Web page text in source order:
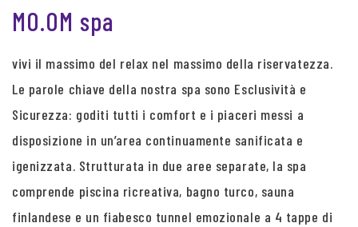
MO.OM spa
vivi il massimo del relax nel massimo della riservatezza.
Le parole chiave della nostra spa sono Esclusività e
Sicurezza: goditi tutti i comfort e i piaceri messi a
disposizione in un’area continuamente sanificata e
igenizzata. Strutturata in due aree separate, la spa
comprende piscina ricreativa, bagno turco, sauna
finlandese e un fiabesco tunnel emozionale a 4 tappe di